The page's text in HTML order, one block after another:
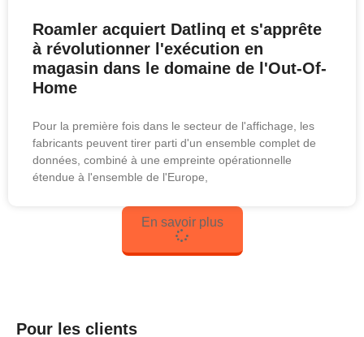
Roamler acquiert Datlinq et s'apprête
à révolutionner l'exécution en
magasin dans le domaine de l'Out-Of-
Home
Pour la première fois dans le secteur de l'affichage, les
fabricants peuvent tirer parti d'un ensemble complet de
données, combiné à une empreinte opérationnelle
étendue à l'ensemble de l'Europe,
En savoir plus
Pour les clients